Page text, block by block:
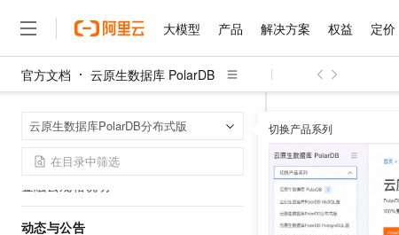
大模型 产品 解决方案 权益 定价
官方文档 云原生数据库 PolarDB
云原生数据库PolarDB分布式版 切换产品系列
欠费说明
续费说明
变更配置
查询账单
政务云规格说明
金融云规格说明
动态与公告
行业趋势
更新时间： 2023-07-
大模型
大模型
产品 精选产品
大模型服务平台百炼
大模型服务与应用平台
千问大模型
多元化、高性能、安全可
解决方案 精选解决方案
千问办公，解锁你的工作
企业级Agent产品，直接交
Agency Agents：拥有
权益 普惠上云
普惠上云 官方力荐
云服务器38元/年起，超值
官方推荐返现计划
推荐新用户得奖励，单订
定价 产品定价
了解云产品的定价详情
云上成本管理
管理和优化成本
云市场 精选商城
网站建设
多端小程序
Salesforce 国际版订阅
伙伴 成为销售伙伴
分销伙伴
咨询伙伴
销售伙伴合作计划
服务 售前咨询
在线服务
售后服务
自助服务
了解阿里云 为什么选择阿里云
什么是云计算
技术领先
稳定可靠